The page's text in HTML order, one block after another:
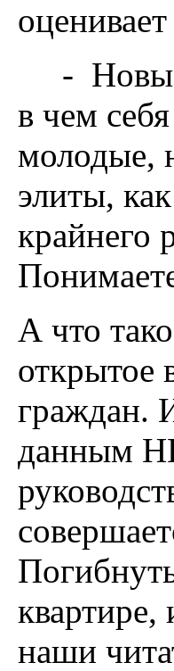
- Новые
в чем
молодые,
элиты,
крайнего
А что
открытое
граждан.
данным
квартире,
наши